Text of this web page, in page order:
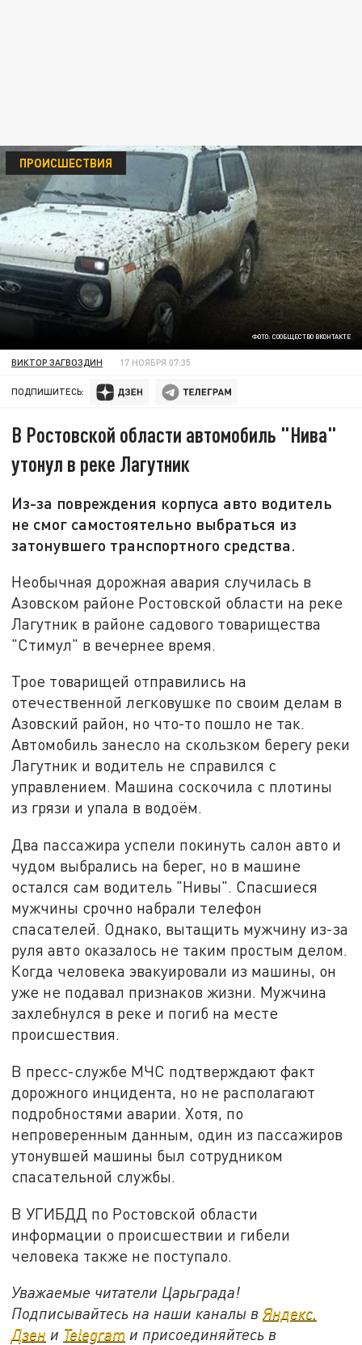
ФОТО: СООБЩЕСТВО ВКОНТАКТЕ
ПРОИСШЕСТВИЯ
ВИКТОР ЗАГВОЗДИН 17 НОЯБРЯ 07:35
ПОДПИШИТЕСЬ:
В Ростовской области автомобиль "Нива"
утонул в реке Лагутник
Из-за повреждения корпуса авто водитель
не смог самостоятельно выбраться из
затонувшего транспортного средства.
Необычная дорожная авария случилась в
Азовском районе Ростовской области на реке
Лагутник в районе садового товарищества
"Стимул" в вечернее время.
Трое товарищей отправились на
отечественной легковушке по своим делам в
Азовский район, но что-то пошло не так.
Автомобиль занесло на скользком берегу реки
Лагутник и водитель не справился с
управлением. Машина соскочила с плотины
из грязи и упала в водоём.
Два пассажира успели покинуть салон авто и
чудом выбрались на берег, но в машине
остался сам водитель "Нивы". Спасшиеся
мужчины срочно набрали телефон
спасателей. Однако, вытащить мужчину из-за
руля авто оказалось не таким простым делом.
Когда человека эвакуировали из машины, он
уже не подавал признаков жизни. Мужчина
захлебнулся в реке и погиб на месте
происшествия.
В пресс-службе МЧС подтверждают факт
дорожного инцидента, но не располагают
подробностями аварии. Хотя, по
непроверенным данным, один из пассажиров
утонувшей машины был сотрудником
спасательной службы.
В УГИБДД по Ростовской области
информации о происшествии и гибели
человека также не поступало.
Уважаемые читатели Царьграда!
Подписывайтесь на наши каналы вЯндекс.
Дзен и Telegram и присоединяйтесь в